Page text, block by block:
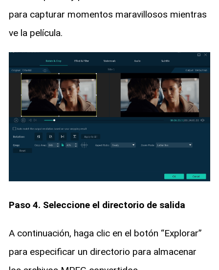
para capturar momentos maravillosos mientras
ve la película.
Paso 4. Seleccione el directorio de salida
A continuación, haga clic en el botón “Explorar”
para especificar un directorio para almacenar